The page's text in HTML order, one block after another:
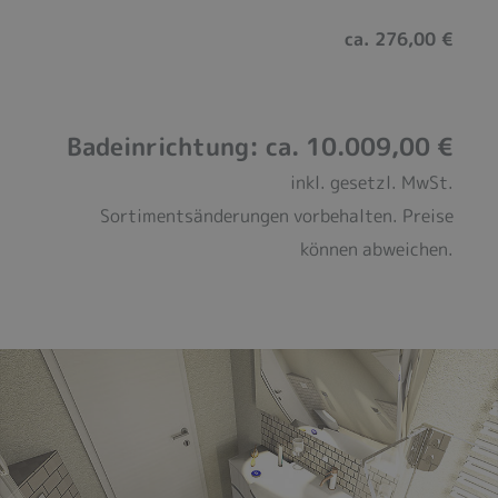
ca. 276,00 €
Badeinrichtung: ca. 10.009,00 €
inkl. gesetzl. MwSt.
Sortimentsänderungen vorbehalten. Preise
können abweichen.